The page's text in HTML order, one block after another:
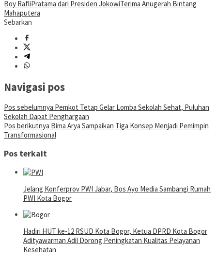
Boy RafliPratama dari Presiden JokowiTerima Anugerah Bintang
Mahaputera
Sebarkan
Navigasi pos
Pos sebelumnya Pemkot Tetap Gelar Lomba Sekolah Sehat, Puluhan
Sekolah Dapat Penghargaan
Pos berikutnya Bima Arya Sampaikan Tiga Konsep Menjadi Pemimpin
Transformasional
Pos terkait
Jelang Konferprov PWI Jabar, Bos Ayo Media Sambangi Rumah
PWI Kota Bogor
Hadiri HUT ke-12 RSUD Kota Bogor, Ketua DPRD Kota Bogor
Adityawarman Adil Dorong Peningkatan Kualitas Pelayanan
Kesehatan